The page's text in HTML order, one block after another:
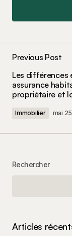
champs
Your Name
Previous Post
Les différences
assurance
propriétaire et
Immobilier mai
Rechercher
Articles